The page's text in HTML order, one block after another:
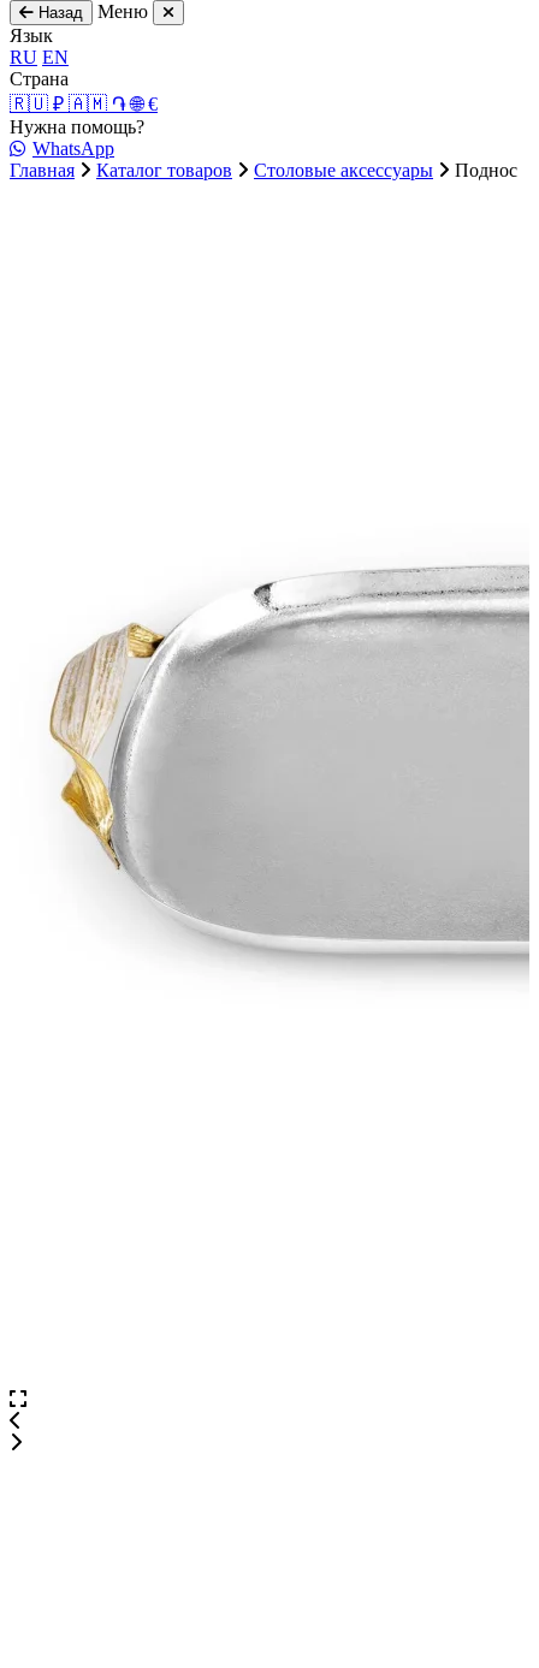
Назад
Меню
Язык
RU EN
Страна
🇷🇺 ₽ 🇦🇲 ֏🌐 €
Нужна помощь?
WhatsApp
Главная
Каталог товаров Столовые аксессуары Поднос